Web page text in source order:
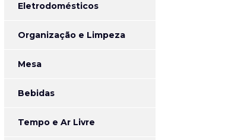
Eletrodomésticos
Organização e Limpeza
Mesa
Bebidas
Tempo e Ar Livre